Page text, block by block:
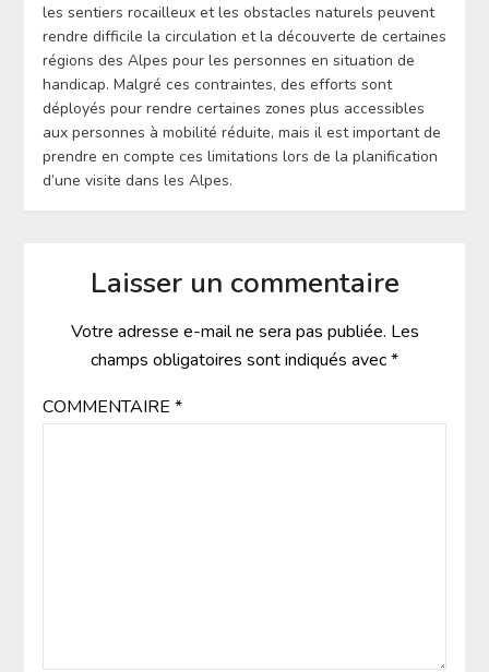
les sentiers rocailleux et les obstacles naturels peuvent
rendre difficile la circulation et la découverte de certaines
régions des Alpes pour les personnes en situation de
handicap. Malgré ces contraintes, des efforts sont
déployés pour rendre certaines zones plus accessibles
aux personnes à mobilité réduite, mais il est important de
prendre en compte ces limitations lors de la planification
d’une visite dans les Alpes.
Laisser un commentaire
Votre adresse e-mail ne sera pas publiée. Les
champs obligatoires sont indiqués avec*
COMMENTAIRE *